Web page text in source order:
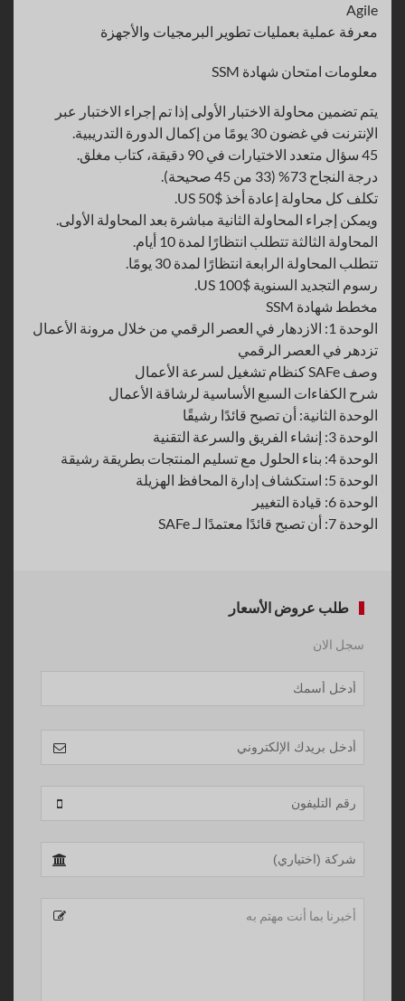
Agile
معرفة عملية بعمليات تطوير البرمجيات والأجهزة
معلومات امتحان شهادة SSM
يتم تضمين محاولة الاختبار الأولى إذا تم إجراء الاختبار عبر
الإنترنت في غضون 30 يومًا من إكمال الدورة التدريبية.
45 سؤال متعدد الاختيارات في 90 دقيقة، كتاب مغلق.
درجة النجاح 73% (33 من 45 صحيحة).
تكلف كل محاولة إعادة أخذ $50 US.
ويمكن إجراء المحاولة الثانية مباشرة بعد المحاولة الأولى.
المحاولة الثالثة تتطلب انتظارًا لمدة 10 أيام.
تتطلب المحاولة الرابعة انتظارًا لمدة 30 يومًا.
رسوم التجديد السنوية $100 US.
مخطط شهادة SSM
الوحدة 1: الازدهار في العصر الرقمي من خلال مرونة الأعمال
تزدهر في العصر الرقمي
وصف SAFe كنظام تشغيل لسرعة الأعمال
شرح الكفاءات السبع الأساسية لرشاقة الأعمال
الوحدة الثانية: أن تصبح قائدًا رشيقًا
الوحدة 3: إنشاء الفريق والسرعة التقنية
الوحدة 4: بناء الحلول مع تسليم المنتجات بطريقة رشيقة
الوحدة 5: استكشاف إدارة المحافظ الهزيلة
الوحدة 6: قيادة التغيير
الوحدة 7: أن تصبح قائدًا معتمدًا لـ SAFe
طلب عروض الأسعار
سجل الان
Website
URL
*